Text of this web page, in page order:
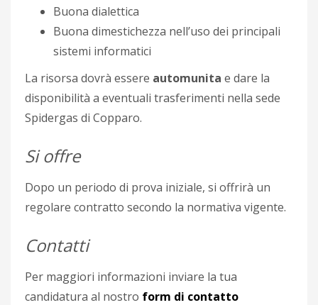
Buona dialettica
Buona dimestichezza nell’uso dei principali
sistemi informatici
La risorsa dovrà essere automunita e dare la
disponibilità a eventuali trasferimenti nella sede
Spidergas di Copparo.
Si offre
Dopo un periodo di prova iniziale, si offrirà un
regolare contratto secondo la normativa vigente.
Contatti
Per maggiori informazioni inviare la tua
candidatura al nostro form di contatto